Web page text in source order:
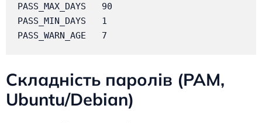
PASS_MAX_DAYS   90
PASS_MIN_DAYS   1
PASS_WARN_AGE   7
Складність паролів (PAM,
Ubuntu/Debian)